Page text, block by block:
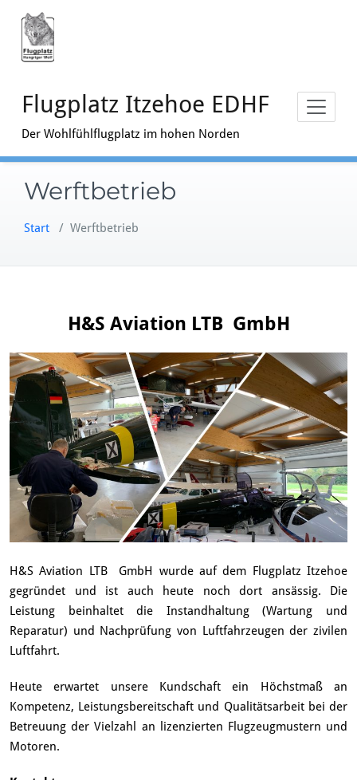
Inhalt
springen
Flugplatz Itzehoe EDHF
Der Wohlfühlflugplatz im hohen Norden
Werftbetrieb
Start / Werftbetrieb
H&S Aviation LTB GmbH
H&S Aviation LTB GmbH wurde auf dem Flugplatz Itzehoe
gegründet und ist auch heute noch dort ansässig. Die
Leistung beinhaltet die Instandhaltung (Wartung und
Reparatur) und Nachprüfung von Luftfahrzeugen der zivilen
Luftfahrt.
Heute erwartet unsere Kundschaft ein Höchstmaß an
Kompetenz, Leistungsbereitschaft und Qualitätsarbeit bei der
Betreuung der Vielzahl an lizenzierten Flugzeugmustern und
Motoren.